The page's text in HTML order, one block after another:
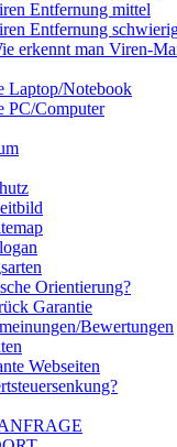
Entfernung mittel
Entfernung
erkennt man Viren-
Laptop/Notebook
PC/Computer
Orientierung?
Garantie
Bewertungen
Webseiten